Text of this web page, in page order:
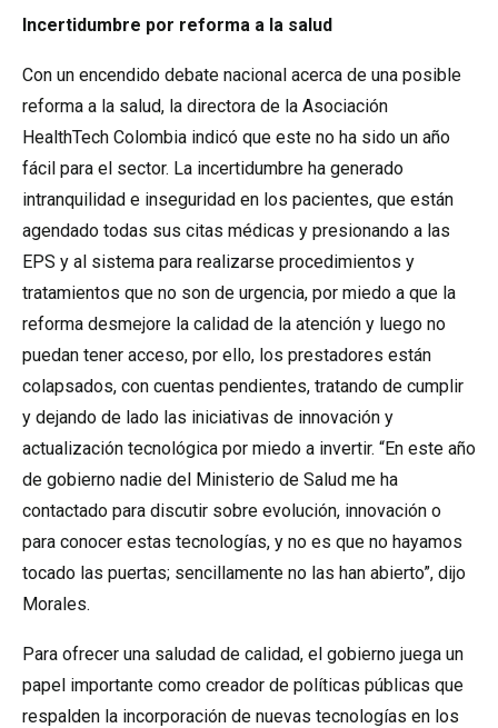
Incertidumbre por reforma a la salud
Con un encendido debate nacional acerca de una posible
reforma a la salud, la directora de la Asociación
HealthTech Colombia indicó que este no ha sido un año
fácil para el sector. La incertidumbre ha generado
intranquilidad e inseguridad en los pacientes, que están
agendado todas sus citas médicas y presionando a las
EPS y al sistema para realizarse procedimientos y
tratamientos que no son de urgencia, por miedo a que la
reforma desmejore la calidad de la atención y luego no
puedan tener acceso, por ello, los prestadores están
colapsados, con cuentas pendientes, tratando de cumplir
y dejando de lado las iniciativas de innovación y
actualización tecnológica por miedo a invertir. “En este año
de gobierno nadie del Ministerio de Salud me ha
contactado para discutir sobre evolución, innovación o
para conocer estas tecnologías, y no es que no hayamos
tocado las puertas; sencillamente no las han abierto”, dijo
Morales.
Para ofrecer una saludad de calidad, el gobierno juega un
papel importante como creador de políticas públicas que
respalden la incorporación de nuevas tecnologías en los